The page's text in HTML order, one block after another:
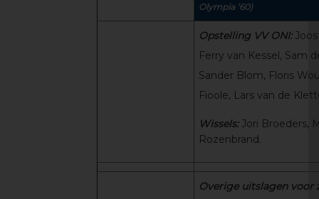
Olympia ’60)
Opstelling VV ONI:
Ferry van Kessel, Sam
Sander Blom, Floris
Fioole, Lars van de
Wissels:Jori Broeders,
Rozenbrand.
Overige uitslagen voor